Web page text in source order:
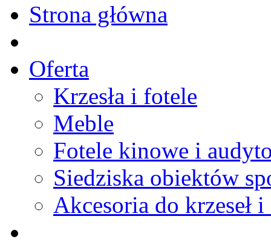
Strona główna
Oferta
Krzesła i fotele
Meble
Fotele kinowe i
Siedziska obiektów
Akcesoria do krzeseł